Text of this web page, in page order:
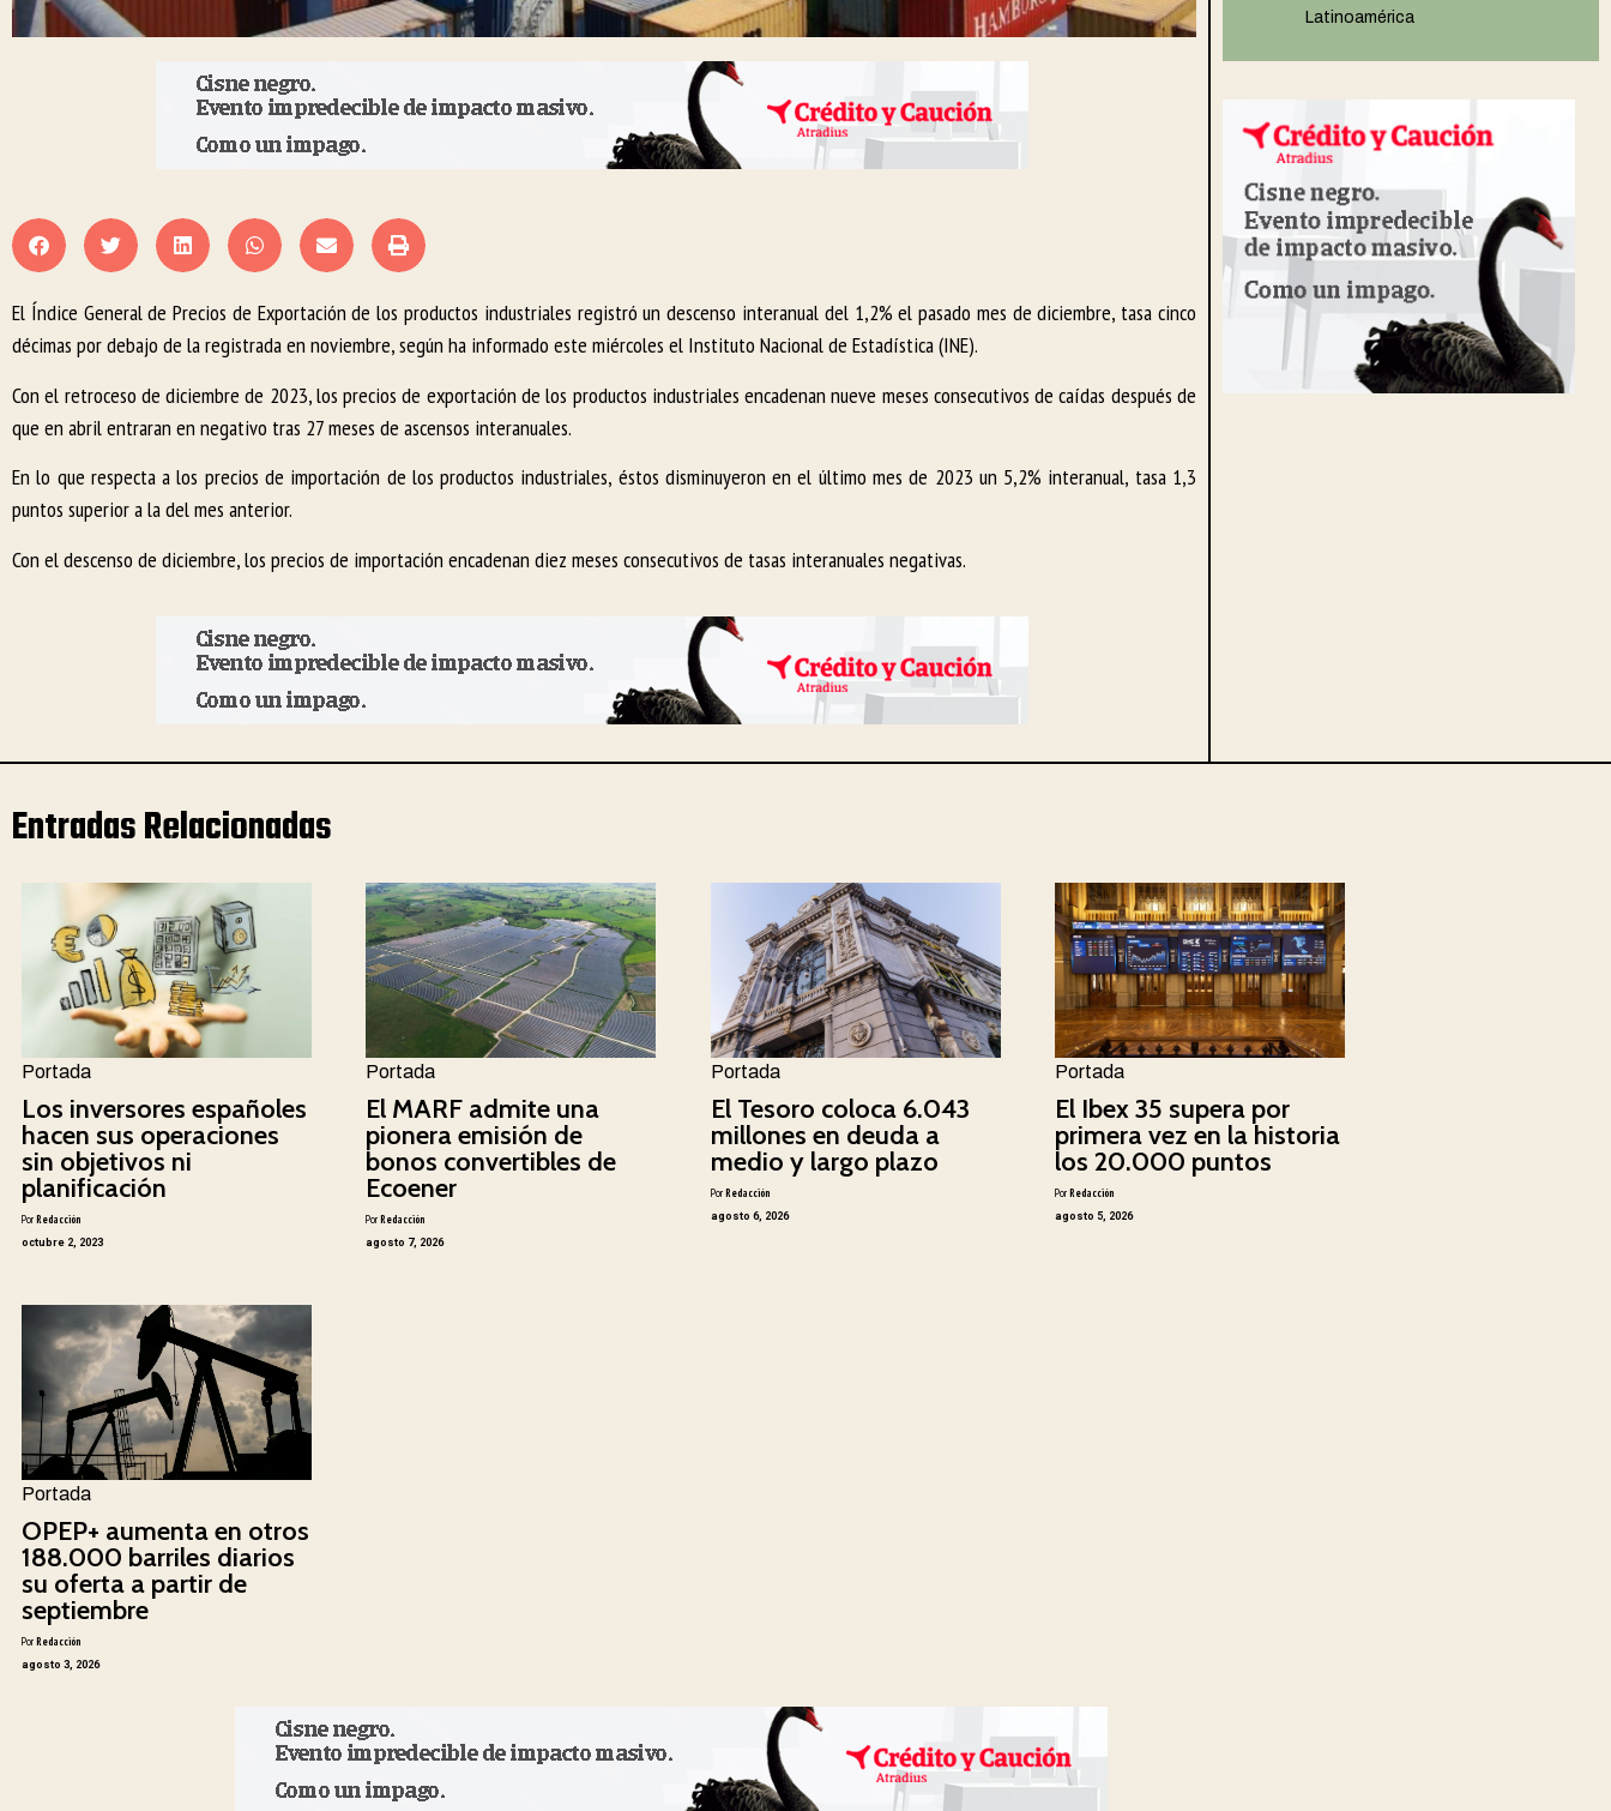
El Índice General de Precios de Exportación de los productos industriales registró un descenso interanual del 1,2% el pasado mes de diciembre, tasa cinco
décimas por debajo de la registrada en noviembre, según ha informado este miércoles el Instituto Nacional de Estadística (INE).
Con el retroceso de diciembre de 2023, los precios de exportación de los productos industriales encadenan nueve meses consecutivos de caídas después de
que en abril entraran en negativo tras 27 meses de ascensos interanuales.
En lo que respecta a los precios de importación de los productos industriales, éstos disminuyeron en el último mes de 2023 un 5,2% interanual, tasa 1,3
puntos superior a la del mes anterior.
Con el descenso de diciembre, los precios de importación encadenan diez meses consecutivos de tasas interanuales negativas.
Latinoamérica
Entradas Relacionadas
Portada
Los inversores españoles
hacen sus operaciones
sin objetivos ni
planificación
PorRedacción
octubre 2, 2023
Portada
El MARF admite una
pionera emisión de
bonos convertibles de
Ecoener
PorRedacción
agosto 7, 2026
Portada
El Tesoro coloca 6.043
millones en deuda a
medio y largo plazo
PorRedacción
agosto 6, 2026
Portada
El Ibex 35 supera por
primera vez en la historia
los 20.000 puntos
PorRedacción
agosto 5, 2026
Portada
OPEP+ aumenta en otros
188.000 barriles diarios
su oferta a partir de
septiembre
Por Redacción
agosto 3, 2026